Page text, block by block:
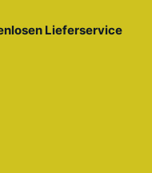
Lieferservice